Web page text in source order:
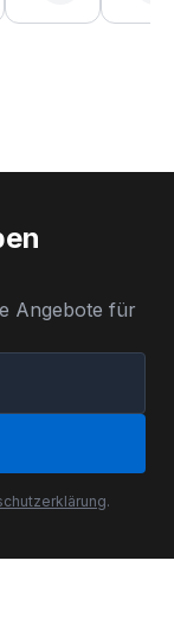
Angebote für
.